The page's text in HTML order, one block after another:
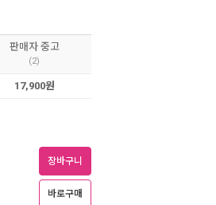
판매자 중고
(2)
17,900원
장바구니
바로구매